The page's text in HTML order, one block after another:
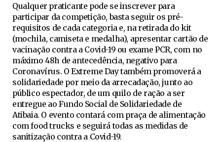
Qualquer praticante pode se inscrever para
participar da competição, basta seguir os pré-
requisitos de cada categoria e, na retirada do kit
(mochila, camiseta e medalha), apresentar cartão de
vacinação contra a Covid-19 ou exame PCR, com no
máximo 48h de antecedência, negativo para
Coronavírus. O Extreme Day também promoverá a
solidariedade por meio da arrecadação, junto ao
público espectador, de um quilo de ração a ser
entregue ao Fundo Social de Solidariedade de
Atibaia. O evento contará com praça de alimentação
com food trucks e seguirá todas as medidas de
sanitização contra a Covid-19.